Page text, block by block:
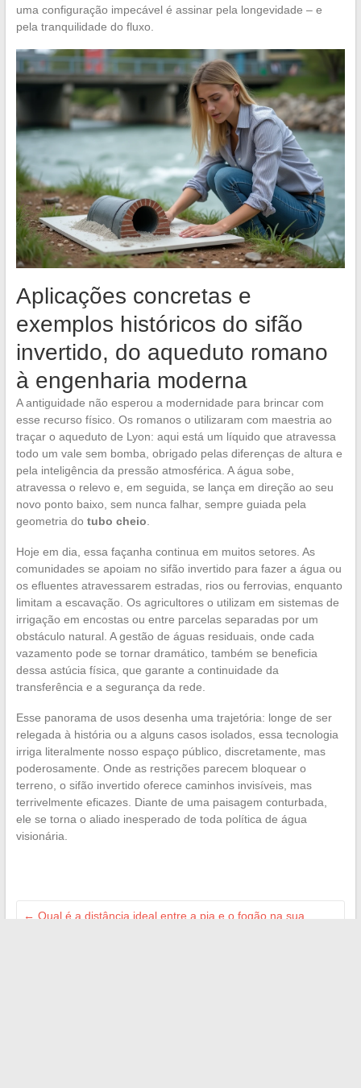
uma configuração impecável é assinar pela longevidade – e
pela tranquilidade do fluxo.
Aplicações concretas e
exemplos históricos do sifão
invertido, do aqueduto romano
à engenharia moderna
A antiguidade não esperou a modernidade para brincar com
esse recurso físico. Os romanos o utilizaram com maestria ao
traçar o aqueduto de Lyon: aqui está um líquido que atravessa
todo um vale sem bomba, obrigado pelas diferenças de altura e
pela inteligência da pressão atmosférica. A água sobe,
atravessa o relevo e, em seguida, se lança em direção ao seu
novo ponto baixo, sem nunca falhar, sempre guiada pela
geometria do tubo cheio
Hoje em dia, essa façanha continua em muitos setores. As
comunidades se apoiam no sifão invertido para fazer a água ou
os efluentes atravessarem estradas, rios ou ferrovias, enquanto
limitam a escavação. Os agricultores o utilizam em sistemas de
irrigação em encostas ou entre parcelas separadas por um
obstáculo natural. A gestão de águas residuais, onde cada
vazamento pode se tornar dramático, também se beneficia
dessa astúcia física, que garante a continuidade da
transferência e a segurança da rede.
Esse panorama de usos desenha uma trajetória: longe de ser
relegada à história ou a alguns casos isolados, essa tecnologia
irriga literalmente nosso espaço público, discretamente, mas
poderosamente. Onde as restrições parecem bloquear o
terreno, o sifão invertido oferece caminhos invisíveis, mas
terrivelmente eficazes. Diante de uma paisagem conturbada,
ele se torna o aliado inesperado de toda política de água
visionária.
← Qual é a distância ideal entre a pia e o fogão na sua